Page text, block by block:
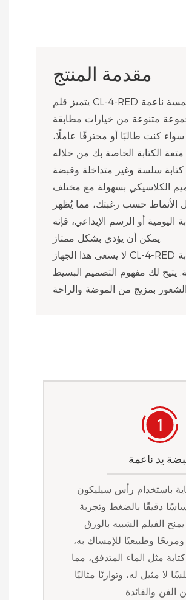
مقدمة المنتج
يتميز قلم CL-4-RED بتصميم مثلث الشكل لقبضة مريحة وكتابة سلسة ولمسة ناعمة
متنوعة من خيارات مطابقة
سواء كنت طالبًا أو محترفًا عاملًا،
سلسة وغير متداخلة وقبضة
الكلاسيكي بسهولة مع مختلف
الأنماط حسب رغبتك، مما يُظهر
أو الرسم الإبداعي، فإنه
يمكن أن يؤدي بشكل ممتاز.
لا يسعى هذا الجهاز CL-4-RED إلى تحقيق أقصى قدر من التحسين لأداء الكتابة
يتيح لك مفهوم التصميم البسيط
يد ناعمة
باستخدام رأس سيليكون
دقيقًا بالضغط وتجربة
الفيلم الشبيه بالورق
وطبيعيًا للإمساك به،
مثل الماء المتدفق، مما
لا مثيل له، وتوازنًا مثاليًا